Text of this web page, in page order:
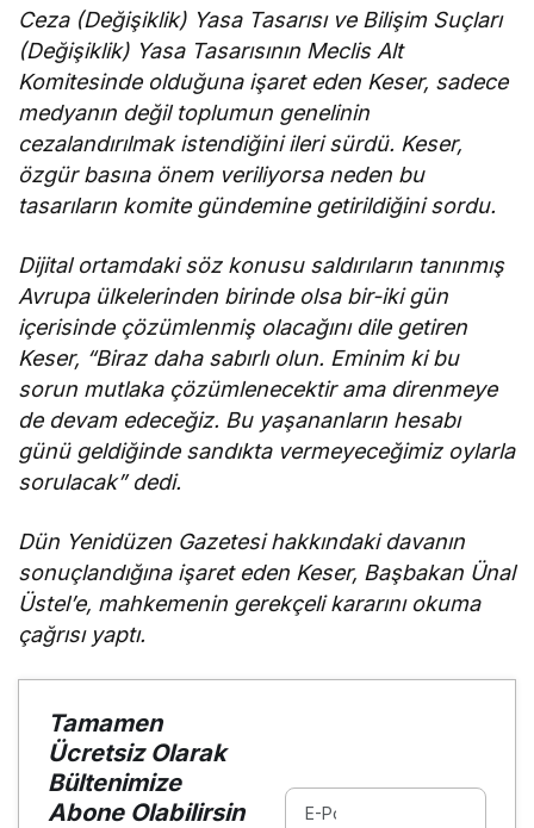
Ceza (Değişiklik) Yasa Tasarısı ve Bilişim Suçları
(Değişiklik) Yasa Tasarısının Meclis Alt
Komitesinde olduğuna işaret eden Keser, sadece
medyanın değil toplumun genelinin
cezalandırılmak istendiğini ileri sürdü. Keser,
özgür basına önem veriliyorsa neden bu
tasarıların komite gündemine getirildiğini sordu.
Dijital ortamdaki söz konusu saldırıların tanınmış
Avrupa ülkelerinden birinde olsa bir-iki gün
içerisinde çözümlenmiş olacağını dile getiren
Keser, “Biraz daha sabırlı olun. Eminim ki bu
sorun mutlaka çözümlenecektir ama direnmeye
de devam edeceğiz. Bu yaşananların hesabı
günü geldiğinde sandıkta vermeyeceğimiz oylarla
sorulacak” dedi.
Dün Yenidüzen Gazetesi hakkındaki davanın
sonuçlandığına işaret eden Keser, Başbakan Ünal
Üstel’e, mahkemenin gerekçeli kararını okuma
çağrısı yaptı.
Tamamen
Ücretsiz Olarak
Bültenimize
Abone Olabilirsin